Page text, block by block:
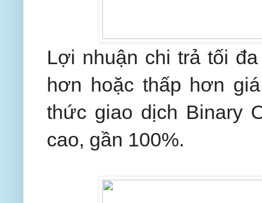
Lợi nhuận chi trả tối
hơn hoặc thấp hơn
thức giao dịch Binary
cao, gần 100%.